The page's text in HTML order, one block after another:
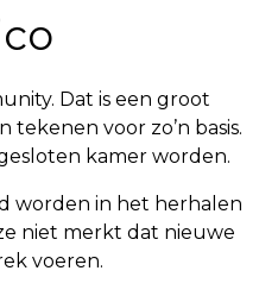
Dat is een groot
tekenen voor zo’n basis.
kamer worden.
worden in het herhalen
niet merkt dat nieuwe
voeren.